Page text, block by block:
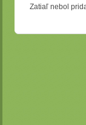
Zatiaľ nebol